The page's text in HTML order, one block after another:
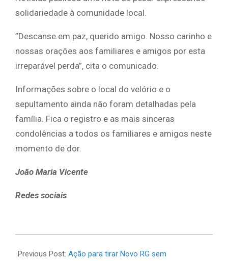
solidariedade à comunidade local.
​”Descanse em paz, querido amigo. Nosso carinho e
nossas orações aos familiares e amigos por esta
irreparável perda”, cita o comunicado.
​Informações sobre o local do velório e o
sepultamento ainda não foram detalhadas pela
família. Fica o registro e as mais sinceras
condolências a todos os familiares e amigos neste
momento de dor.
João Maria Vicente
Redes sociais
07-
Previous Post: Ação para tirar Novo RG sem